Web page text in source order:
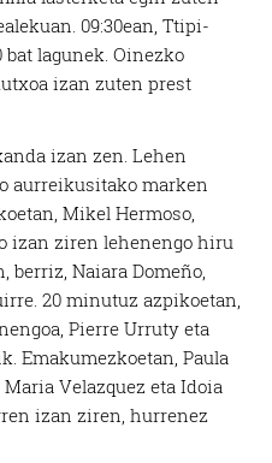
09:30ean, Ttipi-
lagunek. Oinezko
izan zuten prest
izan zen. Lehen
aurreikusitako marken
Mikel Hermoso,
izan ziren lehenengo hiru
berriz, Naiara Domeño,
20 minutuz azpikoetan,
Pierre Urruty eta
Emakumezkoetan, Paula
Velazquez eta Idoia
izan ziren, hurrenez